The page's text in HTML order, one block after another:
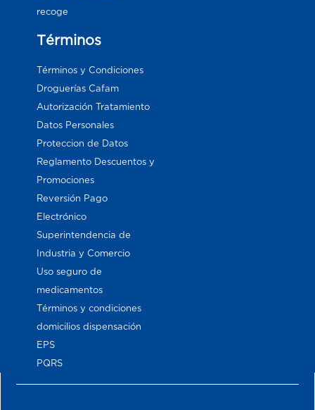
recoge
Términos
Términos y Condiciones
Droguerías Cafam
Autorización Tratamiento
Datos Personales
Proteccion de Datos
Reglamento Descuentos y
Promociones
Reversión Pago
Electrónico
Superintendencia de
Industria y Comercio
Uso seguro de
medicamentos
Términos y condiciones
domicilios dispensación
EPS
PQRS